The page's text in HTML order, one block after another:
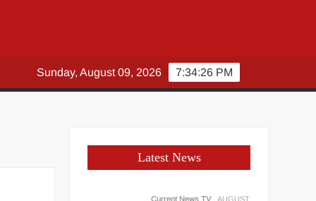
7:34:27 PM
Sunday, August 09, 2026
Latest News
Current News TV
AUGUST